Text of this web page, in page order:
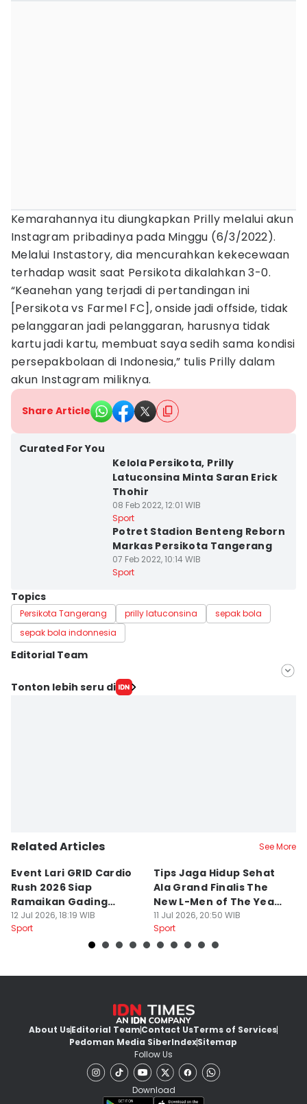
Kemarahannya itu diungkapkan Prilly melalui akun
Instagram pribadinya pada Minggu (6/3/2022).
Melalui Instastory, dia mencurahkan kekecewaan
terhadap wasit saat Persikota dikalahkan 3-0.
“Keanehan yang terjadi di pertandingan ini
[Persikota vs Farmel FC], onside jadi offside, tidak
pelanggaran jadi pelanggaran, harusnya tidak
kartu jadi kartu, membuat saya sedih sama kondisi
persepakbolaan di Indonesia,” tulis Prilly dalam
akun Instagram miliknya.
Share Article
Curated For You
Kelola Persikota, Prilly
Latuconsina Minta Saran Erick
Thohir
08 Feb 2022, 12:01 WIB
Sport
Potret Stadion Benteng Reborn
Markas Persikota Tangerang
07 Feb 2022, 10:14 WIB
Sport
Topics
Persikota Tangerang prilly latuconsina
sepak bola
sepak bola indonnesia
Editorial Team
Editor
Tonton lebih seru di
Related Articles See More
Event Lari GRID Cardio
Rush 2026 Siap
Ramaikan Gading
Serpong
12 Jul 2026, 18:19 WIB
Sport
Tips Jaga Hidup Sehat
Ala Grand Finalis The
New L-Men of The Year
2026
11 Jul 2026, 20:50 WIB
Sport
About UsEditorial TeamContact UsTerms of Services
Pedoman Media SiberIndexSitemap
Follow Us
Download